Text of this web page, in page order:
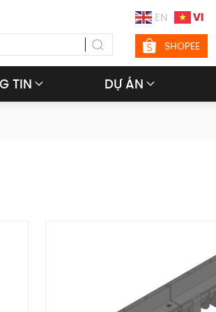
EN VI
SHOPEE
TIN DỰ ÁN